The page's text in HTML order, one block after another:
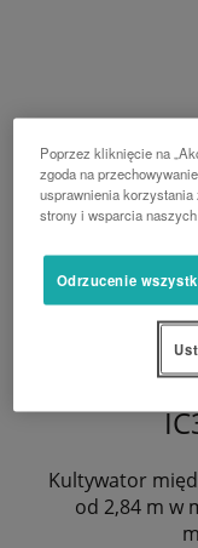
Kultywator
od 2,84 m w
Poprzez kliknięcie na
zgoda na
usprawnienia
strony i wsparcia
Odrzucenie